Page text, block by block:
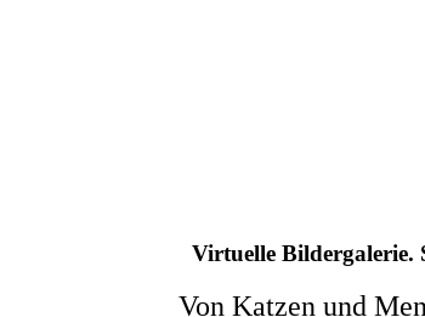
Virtuelle Bildergalerie.
Von Katzen und